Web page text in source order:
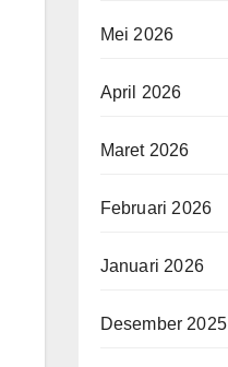
Mei 2026
April 2026
Maret 2026
Februari 2026
Januari 2026
Desember 2025